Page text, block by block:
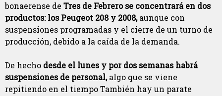
bonaerense de Tres de Febrero se concentrará en dos
productos: los Peugeot 208 y 2008,aunque con
suspensiones programadas y el cierre de un turno de
producción, debido a la caída de la demanda.
De hecho desde el lunes y por dos semanas habrá
suspensiones de personal,algo que se viene
repitiendo en el tiempo También hay un parate